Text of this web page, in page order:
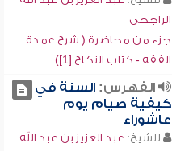
الراجحي
جزء من محاضرة ( شرح عمدة
الفقه - كتاب النكاح [1])
الفهرس:السنة في
كيفية صيام يوم
عاشوراء
للشيخ: عبد العزيز بن عبد الله